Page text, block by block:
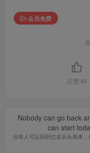
会员免费
点赞 46
Nobody can go back
can start
没有人可以回到过去从头再来